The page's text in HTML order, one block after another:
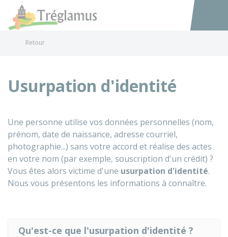
Accéder
Retour
Usurpation d'identité
Une personne utilise vos données personnelles (nom,
prénom, date de naissance, adresse courriel,
photographie...) sans votre accord et réalise des actes
en votre nom (par exemple, souscription d'un crédit) ?
Vous êtes alors victime d'une usurpation d'identité.
Nous vous présentons les informations à connaître.
Qu'est-ce que l'usurpation d'identité ?